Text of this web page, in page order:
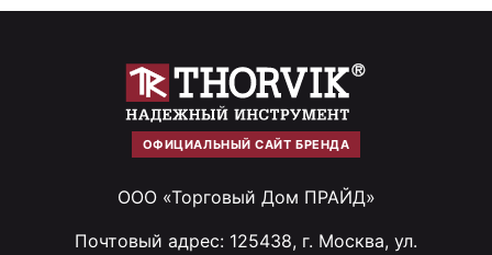
ОФИЦИАЛЬНЫЙ САЙТ БРЕНДА
ООО «Торговый Дом ПРАЙД»
Почтовый адрес: 125438, г. Москва, ул.